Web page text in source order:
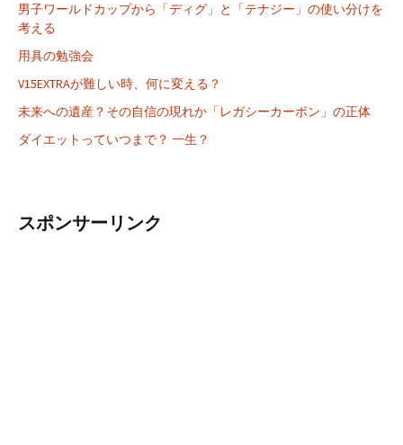
男子ワールドカップから「ディグ」と「テナジー」の使い分けを
考える
用具の勉強会
V15EXTRAが難しい時、何に変える？
未来への遺産？その自信の現れか「レガシーカーボン」の正体
ダイエットっていつまで？ 一生？
スポンサーリンク